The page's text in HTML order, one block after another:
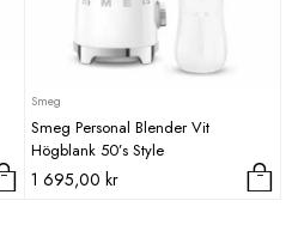
Smeg
Smeg Personal Blender Vit
Högblank 50’s Style
1 695,00 kr